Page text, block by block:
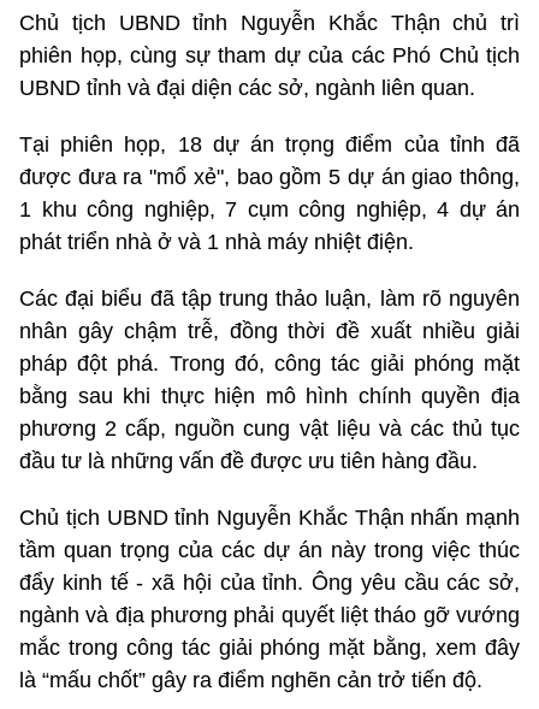
Chủ tịch UBND tỉnh Nguyễn Khắc Thận chủ trì
phiên họp, cùng sự tham dự của các Phó Chủ tịch
UBND tỉnh và đại diện các sở, ngành liên quan.
Tại phiên họp, 18 dự án trọng điểm của tỉnh đã
được đưa ra "mổ xẻ", bao gồm 5 dự án giao thông,
1 khu công nghiệp, 7 cụm công nghiệp, 4 dự án
phát triển nhà ở và 1 nhà máy nhiệt điện.
Các đại biểu đã tập trung thảo luận, làm rõ nguyên
nhân gây chậm trễ, đồng thời đề xuất nhiều giải
pháp đột phá. Trong đó, công tác giải phóng mặt
bằng sau khi thực hiện mô hình chính quyền địa
phương 2 cấp, nguồn cung vật liệu và các thủ tục
đầu tư là những vấn đề được ưu tiên hàng đầu.
Chủ tịch UBND tỉnh Nguyễn Khắc Thận nhấn mạnh
tầm quan trọng của các dự án này trong việc thúc
đẩy kinh tế - xã hội của tỉnh. Ông yêu cầu các sở,
ngành và địa phương phải quyết liệt tháo gỡ vướng
mắc trong công tác giải phóng mặt bằng, xem đây
là “mấu chốt” gây ra điểm nghẽn cản trở tiến độ.